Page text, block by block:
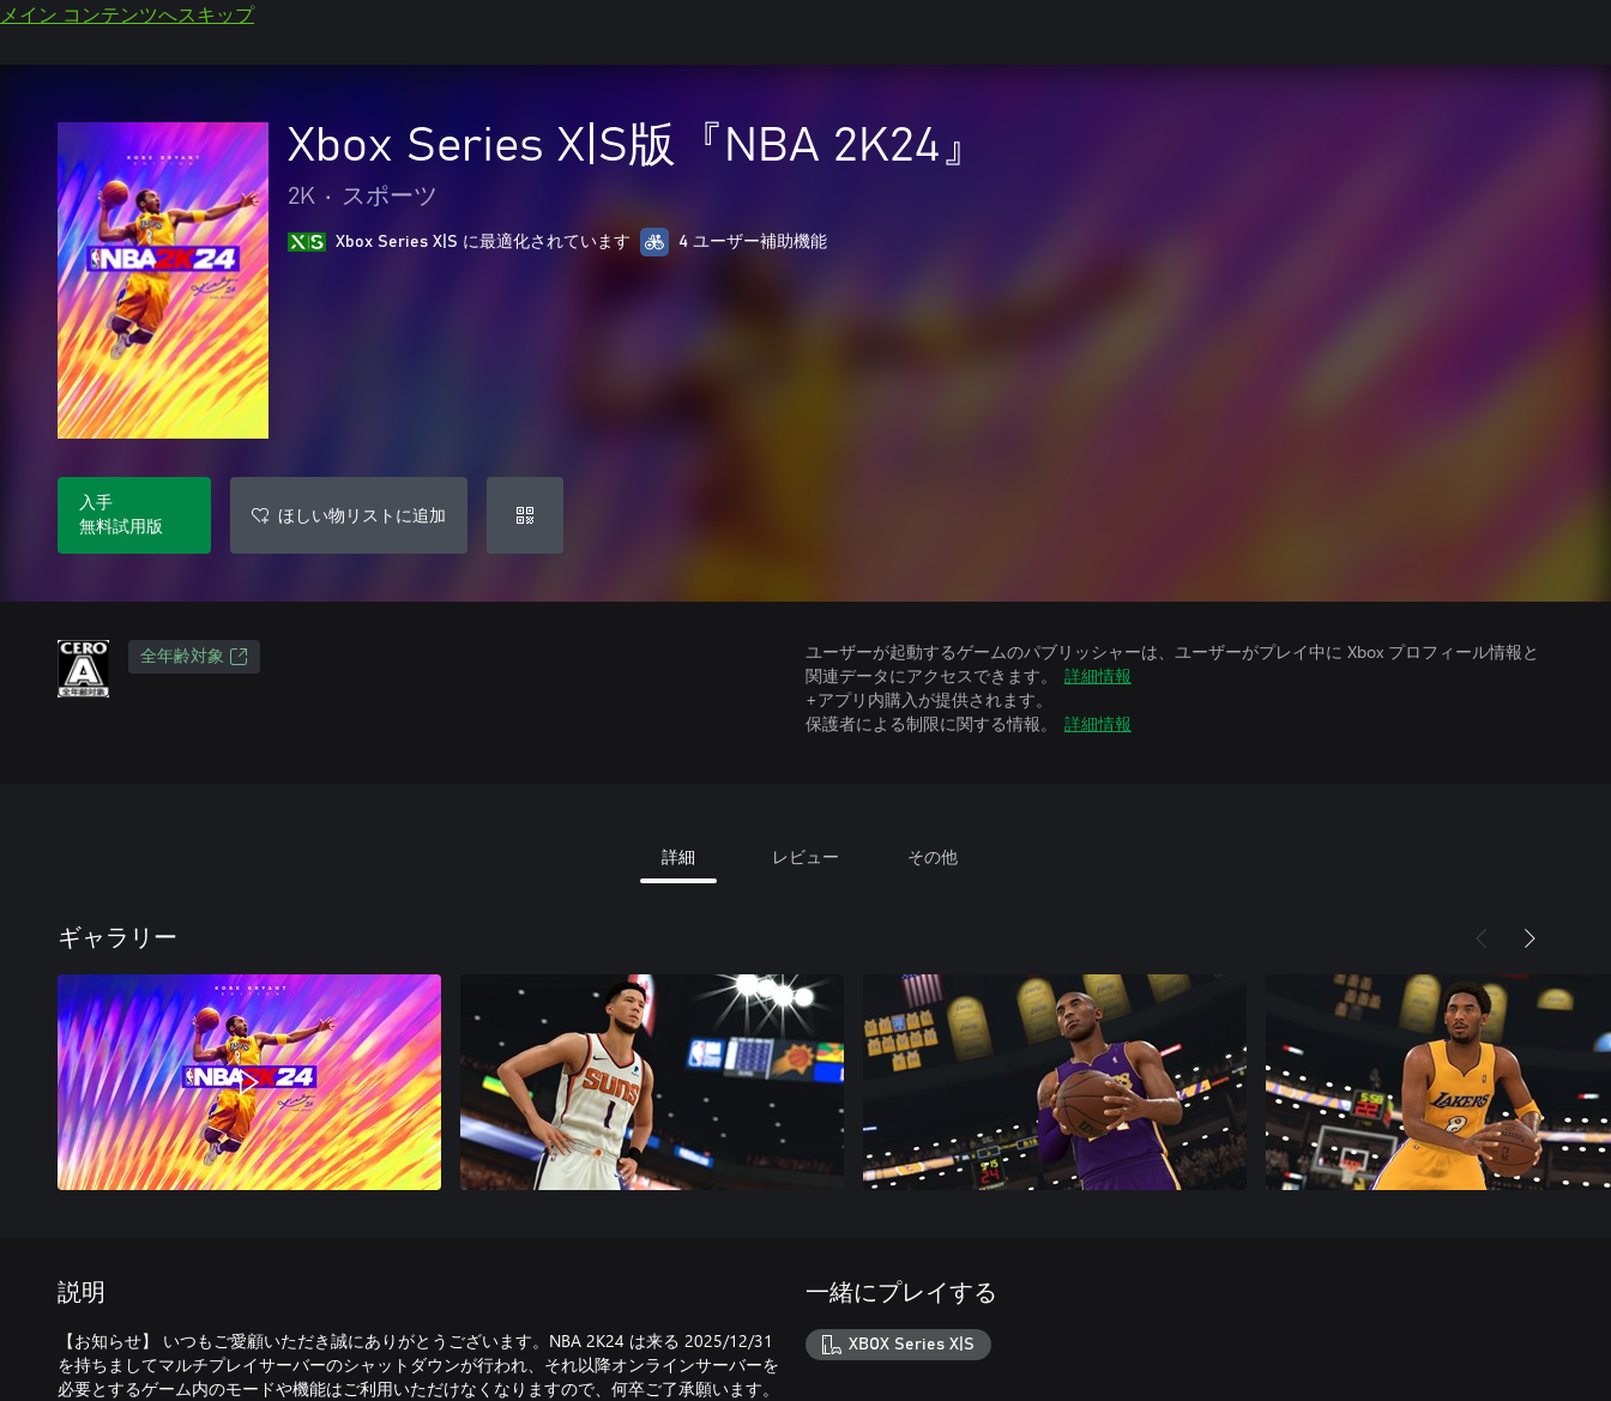
メイン コンテンツへスキップ
Xbox Series X|S版『NBA 2K24』
2K • スポーツ
Xbox Series X|S に最適化されています 4 ユーザー補助機能
入手
無料試用版
ほしい物リストに追加
全年齢対象
ユーザーが起動するゲームのパブリッシャーは、ユーザーがプレイ中に Xbox プロフィール情報と
関連データにアクセスできます。
詳細情報
+アプリ内購入が提供されます。
保護者による制限に関する情報。
詳細情報
詳細 レビュー その他
ギャラリー
説明
【お知らせ】 いつもご愛顧いただき誠にありがとうございます。NBA 2K24 は来る 2025/12/31
を持ちましてマルチプレイサーバーのシャットダウンが行われ、それ以降オンラインサーバーを
必要とするゲーム内のモードや機能はご利用いただけなくなりますので、何卒ご了承願います。
一緒にプレイする
XBOX Series X|S